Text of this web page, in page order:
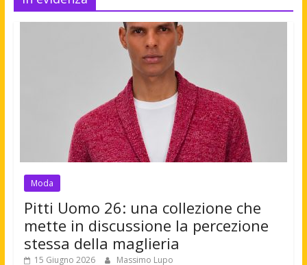
Moda
Pitti Uomo 26: una collezione che
mette in discussione la percezione
stessa della maglieria
15 Giugno 2026 Massimo Lupo